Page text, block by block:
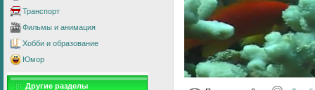
Транспорт
Фильмы и анимация
Хобби и образование
Юмор
Другие разделы